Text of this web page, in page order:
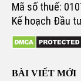
Mã số thuế:
Kế hoạch Đầu
BÀI VIẾT MỚI